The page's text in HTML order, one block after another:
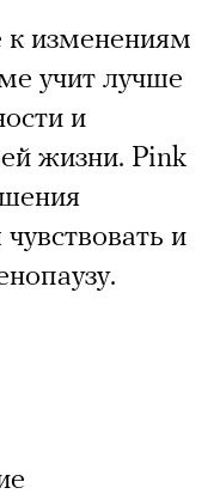
к изменениям
учит лучше
и
жизни. Pink
и